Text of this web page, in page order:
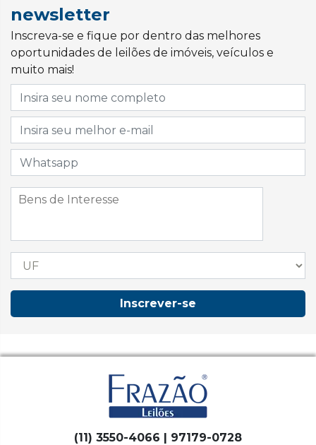
newsletter
Inscreva-se e fique por dentro das melhores
oportunidades de leilões de imóveis, veículos e
muito mais!
Inscrever-se
(11) 3550-4066 | 97179-0728